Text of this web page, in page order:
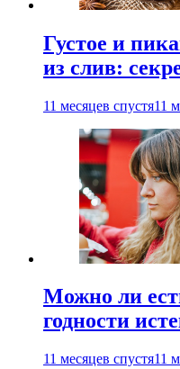
Густое и
из слив:
11 месяцев спустя11
Можно ли
годности
11 месяцев спустя11